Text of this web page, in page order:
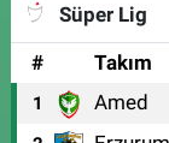
Süper Lig
#
Takım
1 Amed